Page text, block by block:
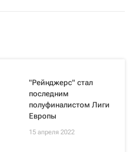
"Рейнджерс" стал
последним
полуфиналистом Лиги
Европы
15 апреля 2022